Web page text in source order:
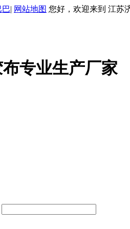
巴| 网站地图 您好，欢迎来到 江苏
专业生产厂家